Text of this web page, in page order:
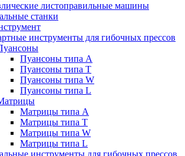
листоправильные машины
станки
инструменты для гибочных прессов
Пуансоны типа A
Пуансоны типа T
Пуансоны типа W
Пуансоны типа L
Матрицы типа A
Матрицы типа T
Матрицы типа W
Матрицы типа L
инструменты для гибочных прессов